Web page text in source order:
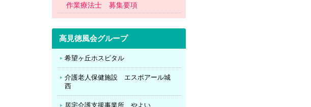
作業療法士 募集要項
高見徳風会グループ
希望ヶ丘ホスピタル
介護老人保健施設 エスポアール城
西
居宅介護支援事業所 やよい